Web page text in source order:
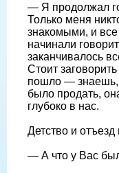
— Я продолжал
Только меня
знакомыми, и все
начинали
заканчивалось
Стоит
пошло — знаешь,
было продать,
глубоко в нас.
Детство и отъезд
— А что у Вас